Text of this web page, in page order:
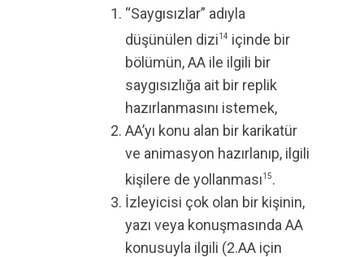
“Saygısızlar” adıyla
düşünülen dizi14 içinde bir
bölümün, AA ile ilgili bir
saygısızlığa ait bir replik
hazırlanmasını istemek,
AA’yı konu alan bir karikatür
ve animasyon hazırlanıp, ilgili
kişilere de yollanması15.
İzleyicisi çok olan bir kişinin,
yazı veya konuşmasında AA
konusuyla ilgili (2.AA için